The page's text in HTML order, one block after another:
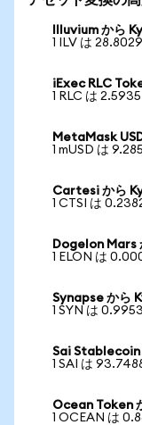
Illuvium から
1 ILV は
iExec RLC
1 RLC は
MetaMask
1 mUSD は
Cartesi から
1 CTSI は
Dogelon Mars
1 ELON は
Synapse から
1 SYN は
Sai Stablecoin
1 SAI は
Ocean Token
1 OCEAN は